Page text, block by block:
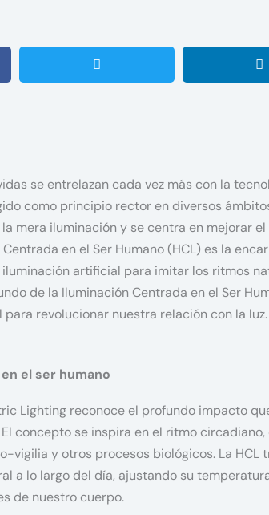
se entrelazan cada vez más con la
como principio rector en diversos
mera iluminación y se centra en mejorar
en el Ser Humano (HCL) es la
artificial para imitar los ritmos
de la Iluminación Centrada en el Ser
revolucionar nuestra relación con la luz.
el ser humano
Lighting reconoce el profundo impacto
concepto se inspira en el ritmo
vigilia y otros procesos biológicos. La
a lo largo del día, ajustando su
de nuestro cuerpo.